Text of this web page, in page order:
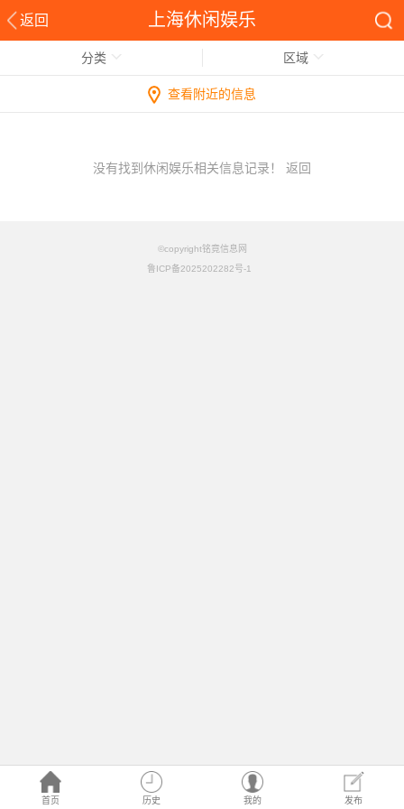
返回 上海休闲娱乐
首页 历史 我的 发布
分类 区域
查看附近的信息
没有找到休闲娱乐相关信息记录！ 返回
©copyright铭竟信息网
鲁ICP备2025202282号-1